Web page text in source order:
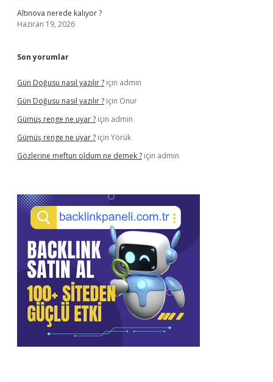
Altınova nerede kalıyor ?
Haziran 19, 2026
Son yorumlar
Gün Doğusu nasıl yazılır ? için admin
Gün Doğusu nasıl yazılır ? için Onur
Gümüş renge ne uyar ? için admin
Gümüş renge ne uyar ? için Yörük
Gözlerine meftun oldum ne demek ? için admin